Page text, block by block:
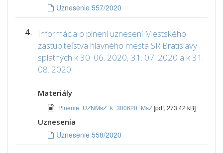
Uznesenie 557/2020
4.
Informácia o plnení uznesení Mestského
zastupiteľstva hlavného mesta SR Bratislavy
splatných k 30. 06. 2020, 31. 07. 2020 a k 31.
08. 2020
Materiály
Plnenie_UZNMsZ_k_300620_MsZ[pdf, 273.42 kB]
Uznesenia
Uznesenie 558/2020